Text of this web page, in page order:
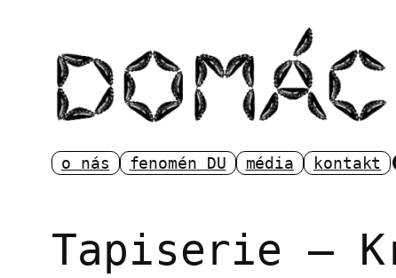
o nás fenomén DU média kontakt
Tapiserie –